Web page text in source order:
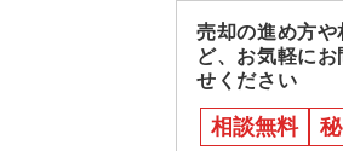
売却の進め方や
ど、お気軽にお
せください
相談無料